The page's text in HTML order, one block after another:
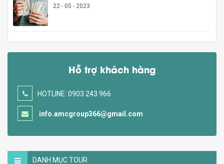
22 - 05 - 2023
Hỗ trợ khách hàng
HOTLINE: 0903 243 966
info.amcgroup366@gmail.com
DANH MỤC TOUR